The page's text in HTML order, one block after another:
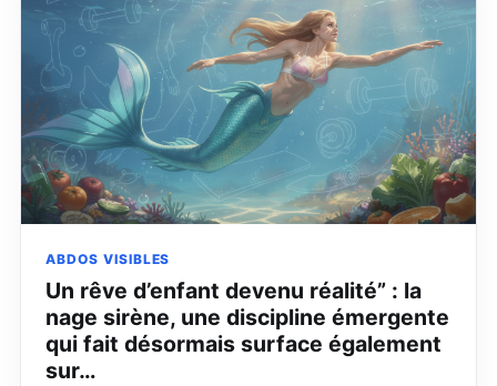
ABDOS VISIBLES
Un rêve d’enfant devenu réalité” : la
nage sirène, une discipline émergente
qui fait désormais surface également
sur…